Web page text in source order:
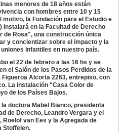
menores de 18 años están
con hombres entre 10 y 15
la Fundación para el Estudio e
instalará en la Facultad de Derecho
de Rosa", una construcción única
y concientizar sobre el impacto y la
infantiles en nuestro país.
el 22 de febrero a las 16 hs y se
el Salón de los Pasos Perdidos de la
Alcorta 2263, entrepiso, con
La instalación "Casa Color de
de los Países Bajos.
doctora Mabel Bianco, presidenta
de Derecho, Leandro Vergara y el
van Ees y la Agregada de
Stoffelen.